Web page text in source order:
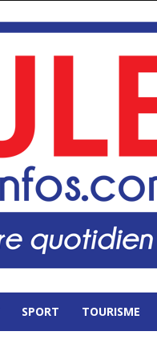
SPORT TOURISME